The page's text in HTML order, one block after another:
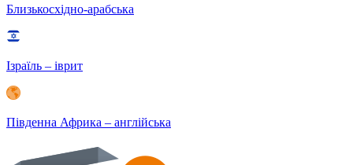
Близькосхідно-арабська
Ізраїль – іврит
Південна Африка – англійська